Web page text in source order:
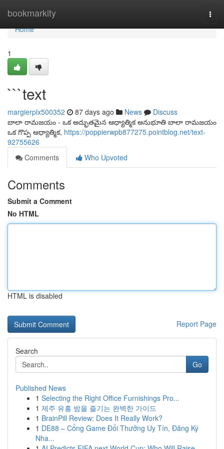
bookmarkity
Home
Home
1
```text
margierplx500352 87 days ago News
Discuss
బాలా రామజయం - ఒక అద్భుతమైన ఆధ్యాత్మిక అనుభూతి బాలా రామజయం
ఒక గొప్ప ఆధ్యాత్మిక, https://poppierwpb877275.pointblog.net/text-
92755626
Comments
Who Upvoted
Comments
Submit a Comment
No HTML
HTML is disabled
Report Page
Search
Go
Published News
1 Selecting the Right Office Furnishings Pro...
1 제주 유흥 밤을 즐기는 완벽한 가이드
1 BrainPill Review: Does It Really Work?
1 DE88 – Cổng Game Đổi Thưởng Uy Tín, Đăng Ký
Nha...